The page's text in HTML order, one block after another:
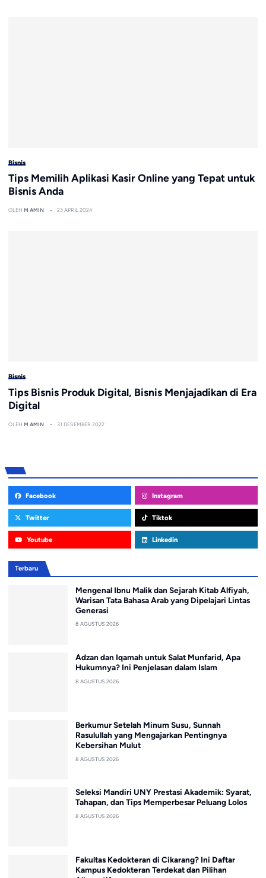
Bisnis
Tips Memilih Aplikasi Kasir Online yang Tepat untuk
Bisnis Anda
OLEH M AMIN 23 APRIL 2024
Bisnis
Tips Bisnis Produk Digital, Bisnis Menjajadikan di Era
Digital
OLEH M AMIN 31 DESEMBER 2022
Facebook Instagram
Twitter Tiktok
Youtube Linkedin
Terbaru
Mengenal Ibnu Malik dan Sejarah Kitab Alfiyah,
Warisan Tata Bahasa Arab yang Dipelajari Lintas
Generasi
8 AGUSTUS 2026
Adzan dan Iqamah untuk Salat Munfarid, Apa
Hukumnya? Ini Penjelasan dalam Islam
8 AGUSTUS 2026
Berkumur Setelah Minum Susu, Sunnah
Rasulullah yang Mengajarkan Pentingnya
Kebersihan Mulut
8 AGUSTUS 2026
Seleksi Mandiri UNY Prestasi Akademik: Syarat,
Tahapan, dan Tips Memperbesar Peluang Lolos
8 AGUSTUS 2026
Fakultas Kedokteran di Cikarang? Ini Daftar
Kampus Kedokteran Terdekat dan Pilihan